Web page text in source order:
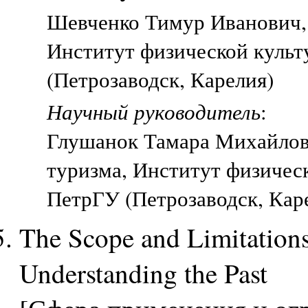
Шевченко Тимур Иванович,
Институт физической
(Петрозаводск, Карелия)
Научный руководитель:
Глушанок Тамара
туризма, Институт
ПетрГУ (Петрозаводск,
The Scope and
Understanding the Past